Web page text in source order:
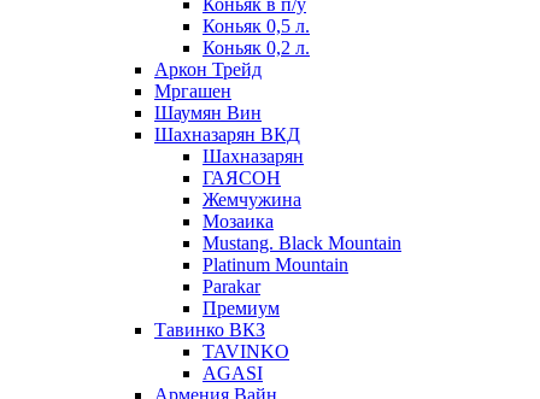
Коньяк в п/у
Коньяк 0,5 л.
Коньяк 0,2 л.
Аркон Трейд
Мргашен
Шаумян Вин
Шахназарян ВКД
Шахназарян
ГАЯСОН
Жемчужина
Мозаика
Mustang. Black Mountain
Platinum Mountain
Parakar
Премиум
Тавинко ВКЗ
TAVINKO
AGASI
Армения Вайн